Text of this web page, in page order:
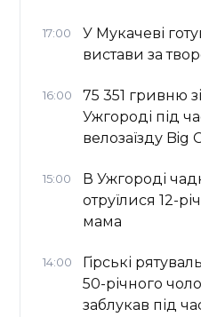
17:00
У Мукачеві
вистави за
16:00
75 351 гривню
Ужгороді під
велозаїзду Big
15:00
В Ужгороді
отруїлися 12-
мама
14:00
Гірські
50-річного
заблукав під